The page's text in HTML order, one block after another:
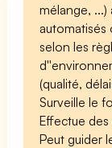
mélange,
automatisés
selon les
(qualité,
Surveille le
Effectue
Peut guider